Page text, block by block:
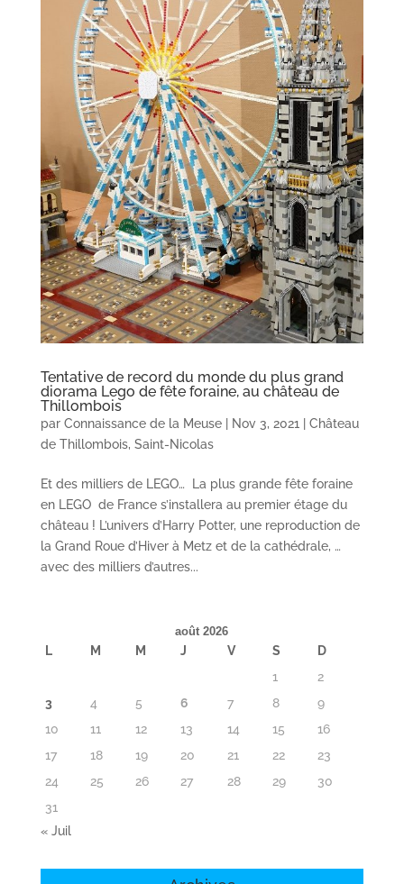
Tentative de record du monde du plus grand
diorama Lego de fête foraine, au château de
Thillombois
par Connaissance de la Meuse| Nov 3, 2021
Château
de Thillombois, Saint-Nicolas
Et des milliers de LEGO… La plus grande fête foraine
en LEGO de France s’installera au premier étage du
château ! L’univers d’Harry Potter, une reproduction de
la Grand Roue d’Hiver à Metz et de la cathédrale, …
avec des milliers d’autres...
août 2026
L M M J V S
D
1
2
3
4 5 6 7 8
9
10
11 12 13 14 15
16
17
18 19 20 21 22
23
24
25 26 27 28 29
30
31
« Juil